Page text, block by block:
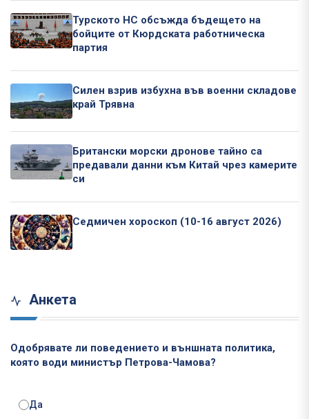
Турското НС обсъжда бъдещето на
бойците от Кюрдската работническа
партия
Силен взрив избухна във военни складове
край Трявна
Британски морски дронове тайно са
предавали данни към Китай чрез камерите
си
Седмичен хороскоп (10-16 август 2026)
Анкета
Одобрявате ли поведението и външната политика,
която води министър Петрова-Чамова?
Да